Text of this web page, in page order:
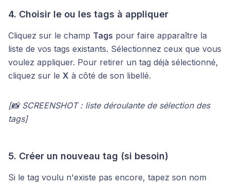
4. Choisir le ou les tags à appliquer
Cliquez sur le champ Tags pour faire apparaître la
liste de vos tags existants. Sélectionnez ceux que vous
voulez appliquer. Pour retirer un tag déjà sélectionné,
cliquez sur le X à côté de son libellé.
[📸 SCREENSHOT : liste déroulante de sélection des
tags]
5. Créer un nouveau tag (si besoin)
Si le tag voulu n'existe pas encore, tapez son nom